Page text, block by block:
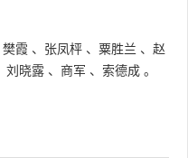
樊霞 、 张凤枰 、 粟胜兰 、 赵
刘晓露 、 商军 、 索德成 。